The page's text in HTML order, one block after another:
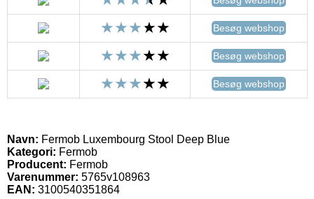
Besøg webshop
Besøg webshop
Besøg webshop
Navn: Fermob Luxembourg Stool Deep Blue
Kategori: Fermob
Producent: Fermob
Varenummer: 5765v108963
EAN: 3100540351864